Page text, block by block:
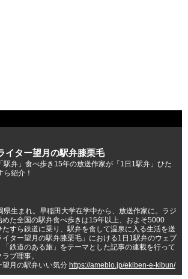
イター望月の駅弁膝栗毛
「駅弁」食べ歩き15年の放送作家が「1日1駅弁」ひた
ら紹介！
県生まれ。早稲田大学在学中から、放送作家に。ラジ
めた全国の駅弁食べ歩きは15年以上、およそ5000
すら鉄道に乗り、駅弁を食して温泉に入る生活を送
イター望月の駅弁膝栗毛」における1日1駅弁のウェブ
鉄道のある旅」をテーマとした記事の連載を行って
ブ理事。
月の駅弁いい気分 https://ameblo.jp/ekiben-e-kibun/